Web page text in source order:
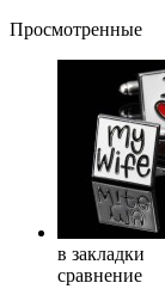
Просмотренные
в закладки
сравнение